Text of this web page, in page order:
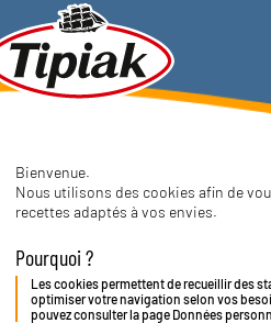
Bienvenue.
Nous utilisons des cookies afin de
recettes adaptés à vos envies.
Pourquoi ?
Les cookies permettent de recueillir des
optimiser votre navigation selon vos
pouvez consulter la page Données